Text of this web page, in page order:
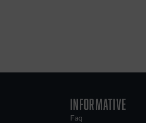
INFORMATIVE
Faq